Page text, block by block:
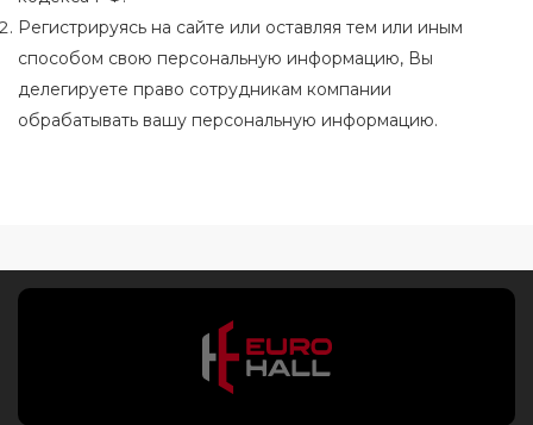
Регистрируясь на сайте или оставляя тем или иным
способом свою персональную информацию, Вы
делегируете право сотрудникам компании
обрабатывать вашу персональную информацию.